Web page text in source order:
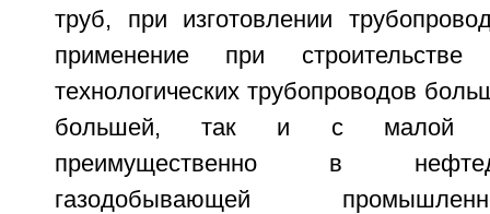
труб, при изготовлении
применение при
технологических трубопроводов
большей, так и с малой
преимущественно в
газодобывающей